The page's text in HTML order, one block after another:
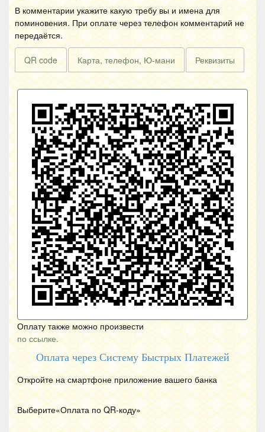
В комментарии укажите какую требу вы и имена для
поминовения. При оплате через телефон комментарий не
передаётся.
QR code Карта, телефон, Ю-мани Реквизиты
Оплату также можно произвести
по ссылке.
Оплата через Систему Быстрых Платежей
Откройте на смартфоне приложение вашего банка
Выберите«Оплата по QR-коду»